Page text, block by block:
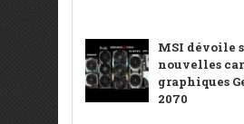
MSI dévoile
nouvelles
graphiques
2070